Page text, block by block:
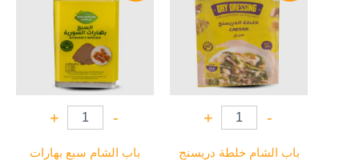
-
+
باب الشام خلطة دريسنج
20 EGP.
17 EGP.
-
+
باب الشام سبع بهارات
90 EGP.
79 EGP.